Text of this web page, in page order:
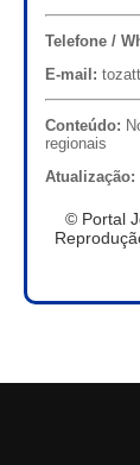
Telefone /
E-mail:
Conteúdo:
regionais
Atualização:
© Portal